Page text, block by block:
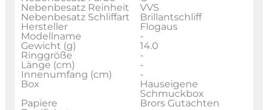
Nebenbesatz Reinheit
VVS
Nebenbesatz Schliffart
Brillantschliff
Hersteller
Flogaus
Modellname
-
Gewicht (g)
14.0
Ringgröße
-
Länge (cm)
-
Innenumfang (cm)
-
Box
Hauseigene
Schmuckbox
Papiere
Brors Gutachten